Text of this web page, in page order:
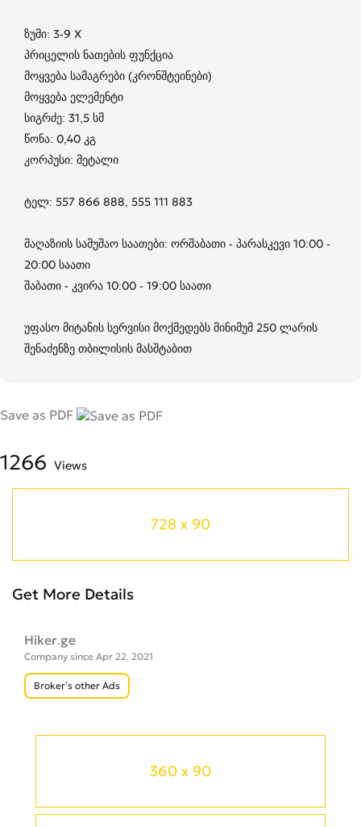
360 x 90
ზუმი: 3-9 X
პრიცელის ნათების ფუნქცია
მოყვება სამაგრები (კრონშტეინები)
მოყვება ელემენტი
სიგრძე: 31,5 სმ
წონა: 0,40 კგ
კორპუსი: მეტალი
ტელ: 557 866 888, 555 111 883
მაღაზიის სამუშაო საათები: ორშაბათი - პარასკევი 10:00 -
20:00 საათი
შაბათი - კვირა 10:00 - 19:00 საათი
უფასო მიტანის სერვისი მოქმედებს მინიმუმ 250 ლარის
შენაძენზე თბილისის მასშტაბით
Save as PDF
1266 Views
728 x 90
Get More Details
Hiker.ge
Company since Apr 22, 2021
Broker’s other Ads